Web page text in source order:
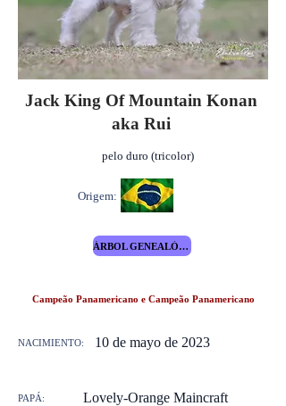
Jack King Of Mountain Konan
aka Rui
pelo duro (tricolor)
Origem:
ÁRBOL GENEALÓGICO
Campeão Panamericano e Campeão Panamericano
10 de mayo de 2023
NACIMIENTO:
PAPÁ: Lovely-Orange Maincraft